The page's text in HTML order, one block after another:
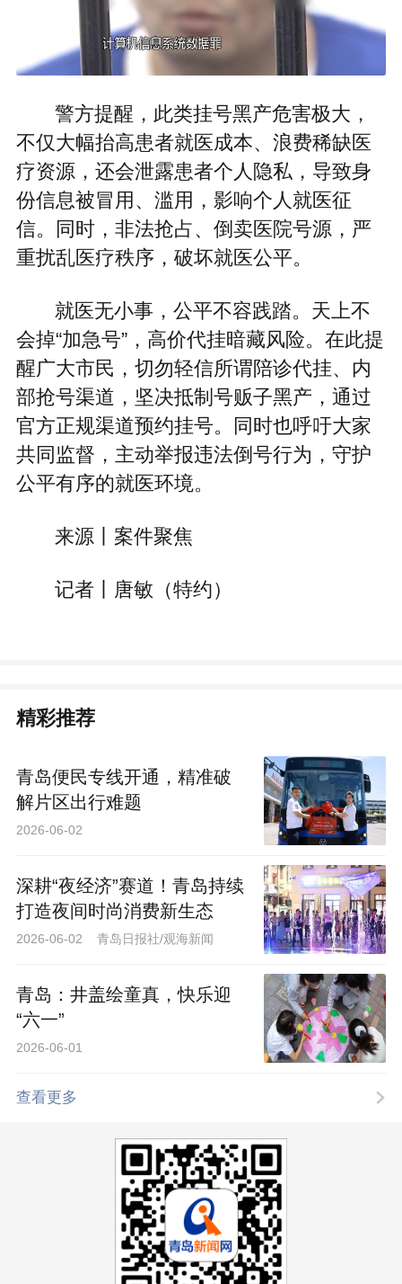
警方提醒，此类挂号黑产危害极大，
不仅大幅抬高患者就医成本、浪费稀缺医
疗资源，还会泄露患者个人隐私，导致身
份信息被冒用、滥用，影响个人就医征
信。同时，非法抢占、倒卖医院号源，严
重扰乱医疗秩序，破坏就医公平。
就医无小事，公平不容践踏。天上不
会掉“加急号”，高价代挂暗藏风险。在此提
醒广大市民，切勿轻信所谓陪诊代挂、内
部抢号渠道，坚决抵制号贩子黑产，通过
官方正规渠道预约挂号。同时也呼吁大家
共同监督，主动举报违法倒号行为，守护
公平有序的就医环境。
来源丨案件聚焦
记者丨唐敏（特约）
精彩推荐
青岛便民专线开通，精准破
解片区出行难题
2026-06-02
深耕“夜经济”赛道！青岛持续
打造夜间时尚消费新生态
2026-06-02 青岛日报社/观海新闻
青岛：井盖绘童真，快乐迎
“六一”
2026-06-01
查看更多